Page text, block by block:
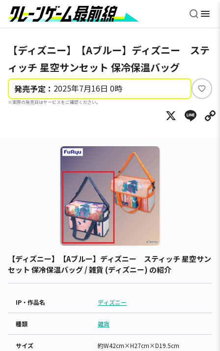
【ディズニー】【Aブルー】ディズニー ステ
ィッチ 星空サンセット 保冷保温バッグ
発売予定： 2025年7月16日 0時
※実際の発売日はサービスをご確認ください。
い
ね
X
【ディズニー】【Aブルー】ディズニー スティッチ 星空サン
セット 保冷保温バッグ / 雑貨 (ディズニー) の紹介
IP・作品名 ディズニー
種類 雑貨
サイズ 約W42cm×H27cm×D19.5cm